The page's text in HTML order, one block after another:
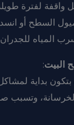
واقفة لفترة
السطح أو
المياه
البيت:
بداية
وتسبب